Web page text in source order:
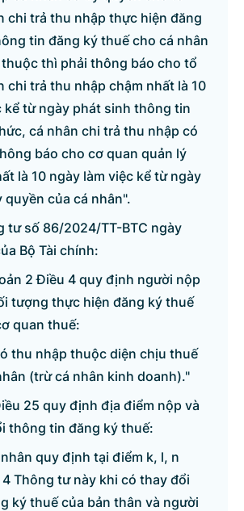
Phong - Ba Đình - Hà Nội.
080 43162; Fax: 080.48924;
phủ
Cổng Thông tin điện tử Chính phủ.
Thông tin điện tử Chính phủ' hoặc
phát hành lại thông tin từ các nguồn này.
chi trả thu nhập thực hiện đăng
tin đăng ký thuế cho cá nhân
thì phải thông báo cho tổ
chi trả thu nhập chậm nhất là 10
kể từ ngày phát sinh thông tin
cá nhân chi trả thu nhập có
báo cho cơ quan quản lý
là 10 ngày làm việc kể từ ngày
quyền của cá nhân".
tư số 86/2024/TT-BTC ngày
Bộ Tài chính:
2 Điều 4 quy định người nộp
tượng thực hiện đăng ký thuế
quan thuế:
thu nhập thuộc diện chịu thuế
(trừ cá nhân kinh doanh)."
25 quy định địa điểm nộp và
thông tin đăng ký thuế:
quy định tại điểm k, l, n
Thông tư này khi có thay đổi
ký thuế của bản thân và người